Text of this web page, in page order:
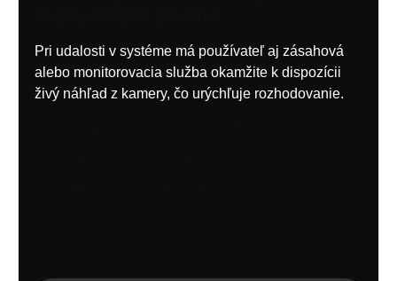
Pri udalosti v systéme má používateľ aj zásahová
alebo monitorovacia služba okamžite k dispozícii
živý náhľad z kamery, čo urýchľuje rozhodovanie.